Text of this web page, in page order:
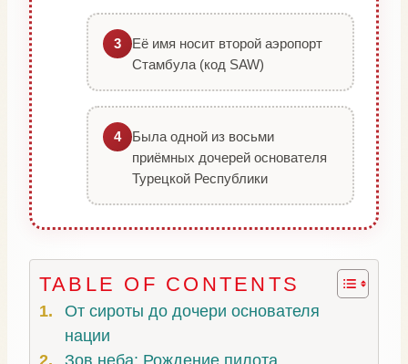
3
Её имя носит второй аэропорт
Стамбула (код SAW)
4
Была одной из восьми
приёмных дочерей основателя
Турецкой Республики
TABLE OF CONTENTS
От сироты до дочери основателя
нации
Зов неба: Рождение пилота